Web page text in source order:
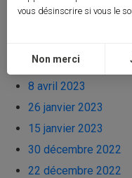
22 mai 2023
8 avril 2023
26 janvier 2023
15 janvier 2023
30 décembre 2022
22 décembre 2022
vous désinscrire si vous le
Non merci